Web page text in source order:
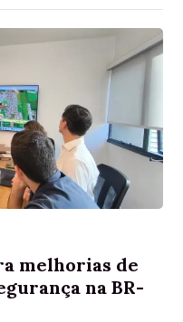
melhorias de
na BR-